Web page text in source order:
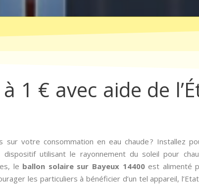
1 € avec aide de
sur votre consommation en eau chaude ? Installez
utilisant le rayonnement du soleil pour
le ballon solaire sur Bayeux 14400 est alimenté
les particuliers à bénéficier d’un tel appareil,